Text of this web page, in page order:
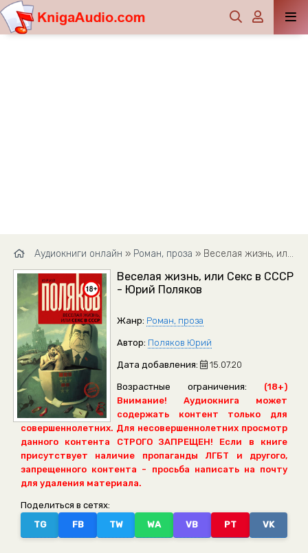
Аудиокниги онлайн » Роман, проза » Веселая жизнь, или Секс в СССР - Юрий Поляков
Веселая жизнь, или Секс в СССР
- Юрий Поляков
Жанр: Роман, проза
Автор: Поляков Юрий
Дата добавления: 15.07.20
Возрастные ограничения:
(18+)
Внимание! Аудиокнига может
содержать контент только для
совершеннолетних. Для несовершеннолетних просмотр
данного контента СТРОГО ЗАПРЕЩЕН! Если в книге
присутствует наличие пропаганды ЛГБТ и другого,
запрещенного контента - просьба написать на почту
для удаления материала.
Поделиться в сетях:
TG
FB TW WA VB PT VK